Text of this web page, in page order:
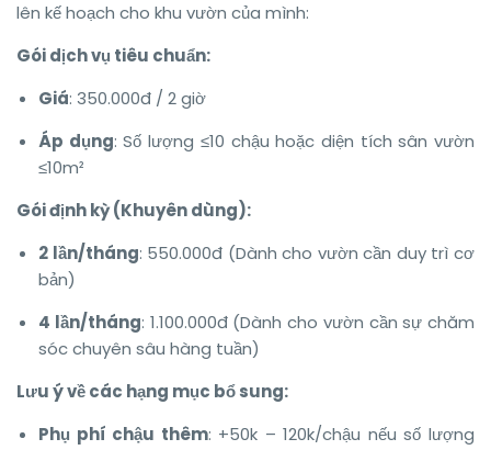
lên kế hoạch cho khu vườn của mình:
Gói dịch vụ tiêu chuẩn:
Giá: 350.000đ / 2 giờ
Áp dụng: Số lượng ≤10 chậu hoặc diện tích sân vườn
≤10m²
Gói định kỳ (Khuyên dùng):
2 lần/tháng: 550.000đ (Dành cho vườn cần duy trì cơ
bản)
4 lần/tháng: 1.100.000đ (Dành cho vườn cần sự chăm
sóc chuyên sâu hàng tuần)
Lưu ý về các hạng mục bổ sung:
Phụ phí chậu thêm: +50k – 120k/chậu nếu số lượng